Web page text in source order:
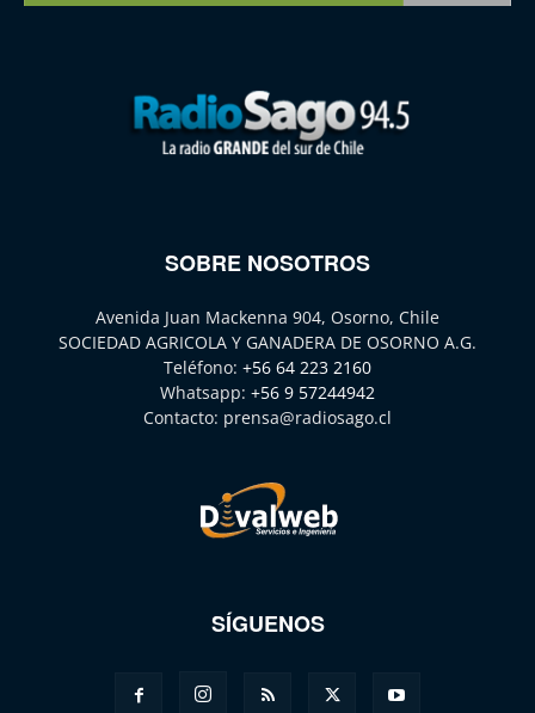
SOBRE NOSOTROS
Avenida Juan Mackenna 904, Osorno, Chile
SOCIEDAD AGRICOLA Y GANADERA DE OSORNO A.G.
Teléfono: +56 64 223 2160
Whatsapp: +56 9 57244942
Contacto: prensa@radiosago.cl
SÍGUENOS